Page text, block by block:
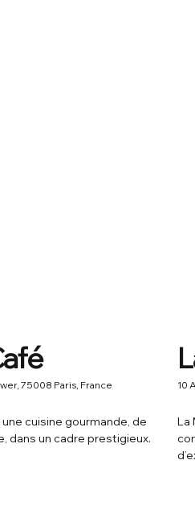
75008 Paris, France
cuisine gourmande, de
dans un cadre prestigieux.
10
La